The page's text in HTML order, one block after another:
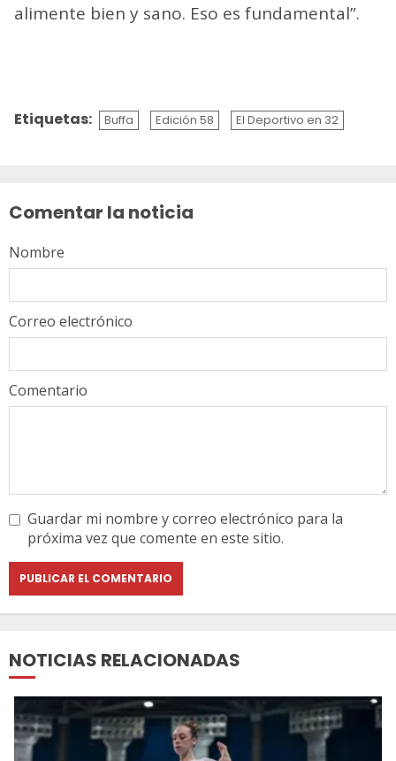
alimente bien y sano. Eso es fundamental”.
Etiquetas: Buffa Edición 58 El Deportivo en 32
Comentar la noticia
Comentario
Nombre
Correo electrónico
Guardar mi nombre y correo electrónico para la
próxima vez que comente en este sitio.
NOTICIAS RELACIONADAS